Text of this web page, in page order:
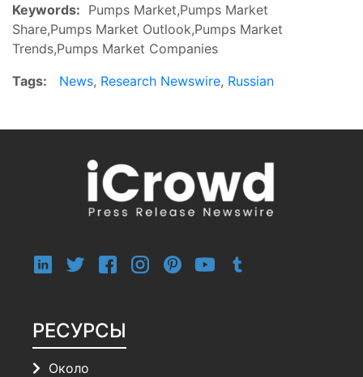
Keywords: Pumps Market,Pumps Market
Share,Pumps Market Outlook,Pumps Market
Trends,Pumps Market Companies
Tags:
News, Research Newswire, Russian
РЕСУРСЫ
Около